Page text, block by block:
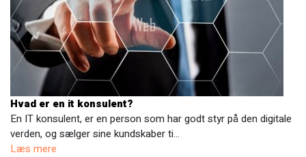
Hvad er en it konsulent?
En IT konsulent, er en person som har godt styr på den digitale
verden, og sælger sine kundskaber ti…
Læs mere